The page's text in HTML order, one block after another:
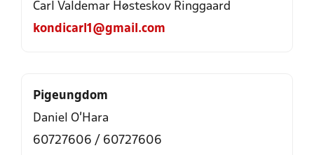
Carl Valdemar Høsteskov Ringgaard
kondicarl1@gmail.com
Pigeungdom
Daniel O'Hara
60727606 / 60727606